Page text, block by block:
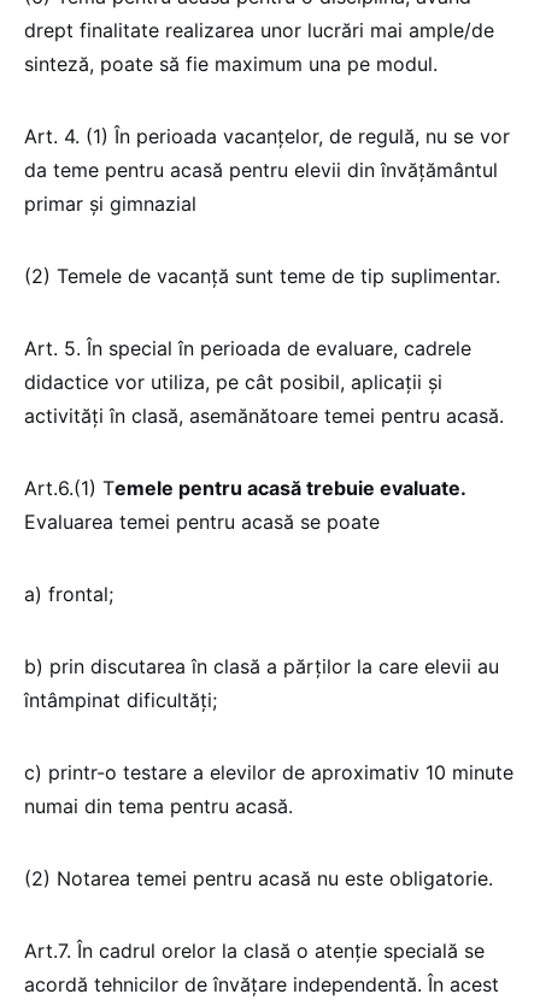
drept finalitate realizarea unor lucrări mai ample/de
sinteză, poate să fie maximum una pe modul.
Art. 4. (1) În perioada vacanțelor, de regulă, nu se vor
da teme pentru acasă pentru elevii din învățământul
primar și gimnazial
(2) Temele de vacanță sunt teme de tip suplimentar.
Art. 5. În special în perioada de evaluare, cadrele
didactice vor utiliza, pe cât posibil, aplicații și
activități în clasă, asemănătoare temei pentru acasă.
Art.6.(1) Temele pentru acasă trebuie evaluate.
Evaluarea temei pentru acasă se poate
a) frontal;
b) prin discutarea în clasă a părților la care elevii au
întâmpinat dificultăți;
c) printr-o testare a elevilor de aproximativ 10 minute
numai din tema pentru acasă.
(2) Notarea temei pentru acasă nu este obligatorie.
Art.7. În cadrul orelor la clasă o atenție specială se
acordă tehnicilor de învățare independentă. În acest